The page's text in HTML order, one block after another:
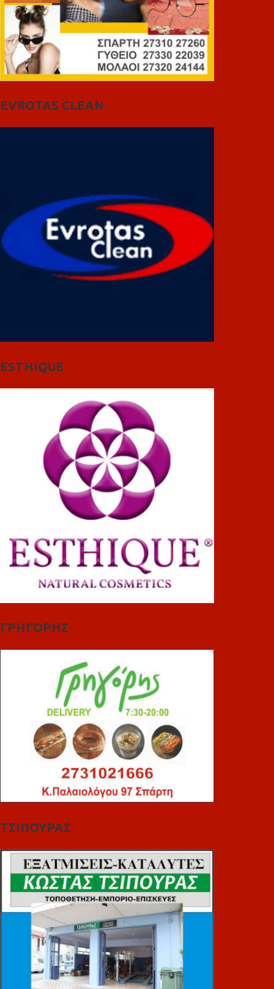
EVROTAS CLEAN
ESTHIQUE
ΓΡΗΓΟΡΗΣ
ΤΣΙΠΟΥΡΑΣ